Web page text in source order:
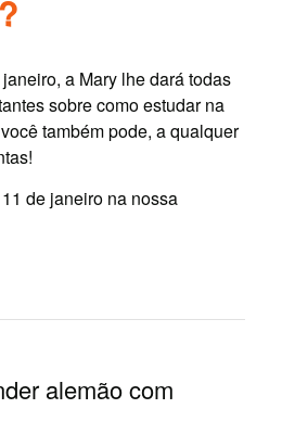
a Mary lhe dará todas
sobre como estudar na
também pode, a qualquer
de janeiro na nossa
alemão com